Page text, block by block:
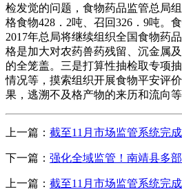
检发觉的问题，食物药品监管总局
格食物428．2吨、召回326．9吨。
2017年总局将继续组织全国食物药
格是加大对农药兽药残留、沉金属
的全笼盖。三是打算性抽检取专项
情况等，摸索组织开展食物平安评
果，逃溯不及格产物的来历和流向
上一篇： 截至11月市场监管系统完
下一篇： 强化全域监管！南靖县多
上一篇： 截至11月市场监管系统完